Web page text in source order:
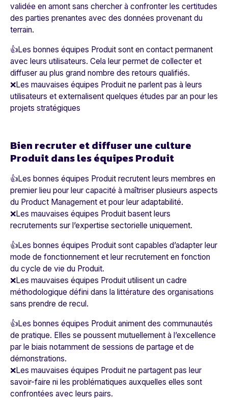
validée en amont sans chercher à confronter les certitudes
des parties prenantes avec des données provenant du
terrain.
👍Les bonnes équipes Produit sont en contact permanent
avec leurs utilisateurs. Cela leur permet de collecter et
diffuser au plus grand nombre des retours qualifiés.
❌Les mauvaises équipes Produit ne parlent pas à leurs
utilisateurs et externalisent quelques études par an pour les
projets stratégiques
Bien recruter et diffuser une culture
Produit dans les équipes Produit
👍Les bonnes équipes Produit recrutent leurs membres en
premier lieu pour leur capacité à maîtriser plusieurs aspects
du Product Management et pour leur adaptabilité.
❌Les mauvaises équipes Produit basent leurs
recrutements sur l’expertise sectorielle uniquement.
👍Les bonnes équipes Produit sont capables d’adapter leur
mode de fonctionnement et leur recrutement en fonction
du cycle de vie du Produit.
❌Les mauvaises équipes Produit utilisent un cadre
méthodologique défini dans la littérature des organisations
sans prendre de recul.
👍Les bonnes équipes Produit animent des communautés
de pratique. Elles se poussent mutuellement à l’excellence
par le biais notamment de sessions de partage et de
démonstrations.
❌Les mauvaises équipes Produit ne partagent pas leur
savoir-faire ni les problématiques auxquelles elles sont
confrontées avec leurs pairs.